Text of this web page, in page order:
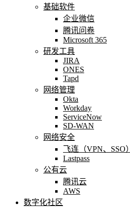
基础软件
企业微信
腾讯问卷
Microsoft 365
研发工具
JIRA
ONES
Tapd
网络管理
Okta
Workday
ServiceNow
SD-WAN
网络安全
飞连（VPN、SSO）
Lastpass
公有云
腾讯云
AWS
数字化社区